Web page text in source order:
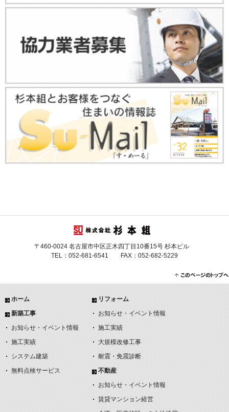
〒460-0024 名古屋市中区正木四丁目10番15号 杉本ビル
TEL：052-681-6541 FAX：052-682-5229
ホーム
新築工事
お知らせ・イベント情報
施工実績
システム建築
無料点検サービス
リフォーム
お知らせ・イベント情報
施工実績
大規模改修工事
耐震・免震診断
不動産
お知らせ・イベント情報
賃貸マンション経営